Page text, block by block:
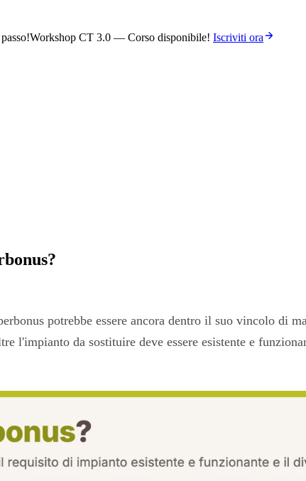
Workshop CT 3.0 — Corso disponibile! Iscriviti ora
potrebbe essere ancora dentro il suo vincolo di
l'impianto da sostituire deve essere esistente e